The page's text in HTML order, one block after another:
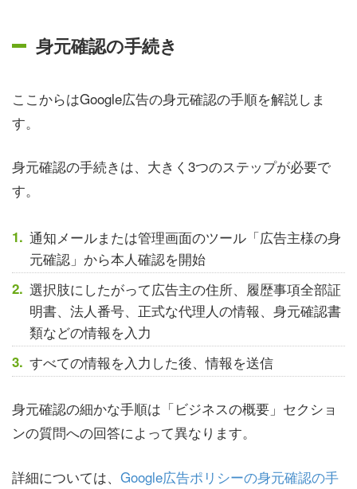
身元確認の手続き
ここからはGoogle広告の身元確認の手順を解説しま
す。
身元確認の手続きは、大きく3つのステップが必要で
す。
通知メールまたは管理画面のツール「広告主様の身
元確認」から本人確認を開始
選択肢にしたがって広告主の住所、履歴事項全部証
明書、法人番号、正式な代理人の情報、身元確認書
類などの情報を入力
すべての情報を入力した後、情報を送信
身元確認の細かな手順は「ビジネスの概要」セクショ
ンの質問への回答によって異なります。
詳細については、 Google広告ポリシーの身元確認の手